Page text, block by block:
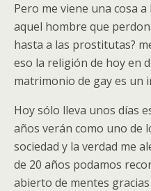
Pero me viene una cosa
aquel hombre que
hasta a las prostitutas?
eso la religión de hoy en
matrimonio de gay es un
Hoy sólo lleva unos días
años verán como uno de
sociedad y la verdad me
de 20 años podamos
abierto de mentes gracias